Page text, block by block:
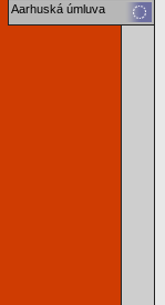
Aarhuská úmluva